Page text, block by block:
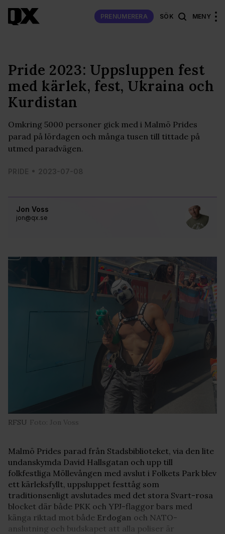
PRENUMERERA SÖK MENY
Jon Voss
jon@qx.se
Pride 2023: Uppsluppen fest
med kärlek, fest, Ukraina och
Kurdistan
Omkring 5000 personer gick med i Malmö Prides
parad på lördagen och många tusen till tittade på
utmed paradvägen.
PRIDE 2023-07-08
RFSU Foto: Jon Voss
Malmö Prides parad från Stadsbiblioteket, via den lite
undanskymda David Hallsgatan och upp till
folkfestliga Möllevången med avslut i Folkets Park blev
ett kärleksfyllt, uppsluppet festtåg som
traditionsenligt avslutades med det stora Svart-rosa
blocket där både PKK och YPJ-flaggor bars med
känga riktad mot både Erdogan och NATO-
anslutning och budskapet att alla poliser är